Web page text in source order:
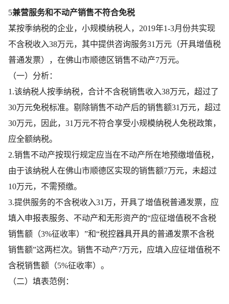
5兼营服务和不动产销售不符合免税
某按季纳税的企业，小规模纳税人，2019年1-3月份共实现
不含税收入38万元，其中提供咨询服务31万元（开具增值税
普通发票），在佛山市顺德区销售不动产7万元。
（一）分析：
1.该纳税人按季纳税，合计不含税销售收入38万元，超过了
30万元免税标准。剔除销售不动产后的销售额31万元，超过
30万元，因此，31万元不符合享受小规模纳税人免税政策，
应全额纳税。
2.销售不动产按现行规定应当在不动产所在地预缴增值税，
由于该纳税人在佛山市顺德区实现的销售额7万元，未超过
10万元，不需预缴。
3.提供服务的不含税收入31万，开具了增值税普通发票，应
填入申报表服务、不动产和无形资产的“应征增值税不含税
销售额（3%征收率）”和“税控器具开具的普通发票不含税
销售额”这两栏次。销售不动产7万元，应填入应征增值税不
含税销售额（5%征收率）。
（二）填表范例：